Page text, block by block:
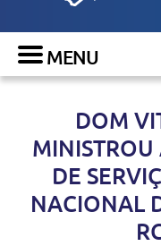
DOM
DE
NACIONAL